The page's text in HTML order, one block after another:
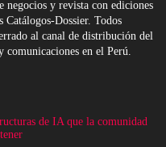
negocios y revista con ediciones
Catálogos-Dossier. Todos
al canal de distribución del
en el Perú.
de IA que la comunidad